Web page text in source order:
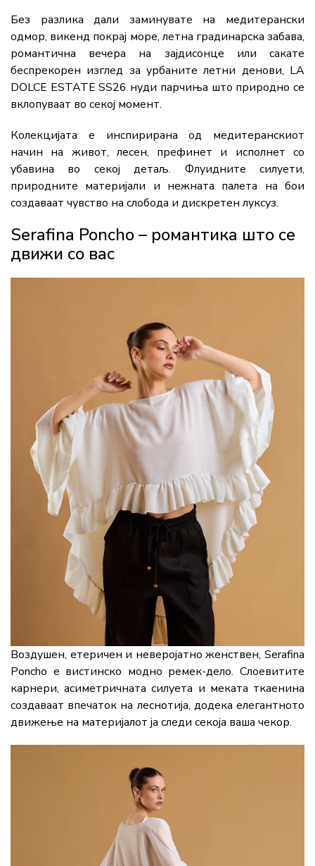
Без разлика дали заминувате на медитерански
одмор, викенд покрај море, летна градинарска забава,
романтична вечера на зајдисонце или сакате
беспрекорен изглед за урбаните летни денови, LA
DOLCE ESTATE SS26 нуди парчиња што природно се
вклопуваат во секој момент.
Колекцијата е инспирирана од медитеранскиот
начин на живот, лесен, префинет и исполнет со
убавина во секој детаљ. Флуидните силуети,
природните материјали и нежната палета на бои
создаваат чувство на слобода и дискретен луксуз.
Serafina Poncho – романтика што се
движи со вас
Воздушен, етеричен и неверојатно женствен, Serafina
Poncho е вистинско модно ремек-дело. Слоевитите
карнери, асиметричната силуета и меката ткаенина
создаваат впечаток на леснотија, додека елегантното
движење на материјалот ја следи секоја ваша чекор.